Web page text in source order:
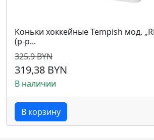
Коньки хоккейные Tempish мод.
(р-р...
325,9 BYN
319,38 BYN
В наличии
В корзину